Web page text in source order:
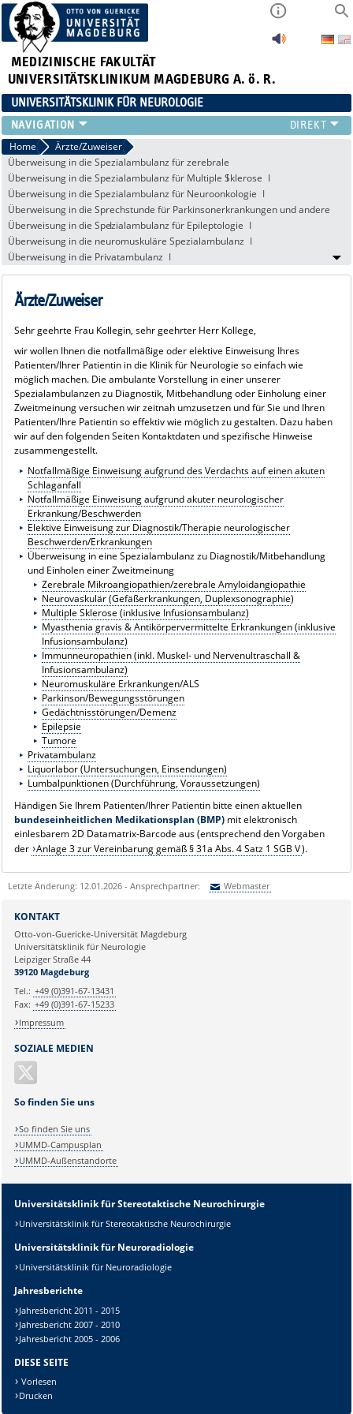
MEDIZINISCHE FAKULTÄT
UNIVERSITÄTSKLINIKUM MAGDEBURG A. ö. R.
UNIVERSITÄTSKLINIK FÜR NEUROLOGIE
TEAM
SCHWERPUNKTE
PATIENTEN/BESUCHER
ÄRZTE/ZUWEISER
FORSCHUNG
LEHRE UND AUSBILDUNG
BEWERBER
Home
Ärzte/Zuweiser
Überweisung in die Spezialambulanz für zerebrale
Mikroangiopathie/zerebrale Amyloidangiopathie
Überweisung in die Spezialambulanz für Multiple Sklerose
Überweisung in die Spezialambulanz für Neuroonkologie
Überweisung in die Sprechstunde für Parkinsonerkrankungen und andere
Bewegungsstörungen
Überweisung in die Spezialambulanz für Epileptologie
Überweisung in die neuromuskuläre Spezialambulanz
Überweisung in die Privatambulanz
Ärzte/Zuweiser
Sehr geehrte Frau Kollegin, sehr geehrter Herr Kollege,
wir wollen Ihnen die notfallmäßige oder elektive Einweisung Ihres
Patienten/Ihrer Patientin in die Klinik für Neurologie so einfach wie
möglich machen. Die ambulante Vorstellung in einer unserer
Spezialambulanzen zu Diagnostik, Mitbehandlung oder Einholung einer
Zweitmeinung versuchen wir zeitnah umzusetzen und für Sie und Ihren
Patienten/Ihre Patientin so effektiv wie möglich zu gestalten. Dazu haben
wir auf den folgenden Seiten Kontaktdaten und spezifische Hinweise
zusammengestellt.
Notfallmäßige Einweisung aufgrund des Verdachts auf einen akuten
Schlaganfall
Notfallmäßige Einweisung aufgrund akuter neurologischer
Erkrankung/Beschwerden
Elektive Einweisung zur Diagnostik/Therapie neurologischer
Beschwerden/Erkrankungen
Überweisung in eine Spezialambulanz zu Diagnostik/Mitbehandlung
und Einholen einer Zweitmeinung
Zerebrale Mikroangiopathien/zerebrale Amyloidangiopathie
Neurovaskulär (Gefäßerkrankungen, Duplexsonographie)
Multiple Sklerose (inklusive Infusionsambulanz)
Myasthenia gravis & Antikörpervermittelte Erkrankungen (inklusive
Infusionsambulanz)
Immunneuropathien (inkl. Muskel- und Nervenultraschall &
Infusionsambulanz)
Neuromuskuläre Erkrankungen/ALS
Parkinson/Bewegungsstörungen
Gedächtnisstörungen/Demenz
Epilepsie
Tumore
Privatambulanz
Liquorlabor (Untersuchungen, Einsendungen)
Lumbalpunktionen (Durchführung, Voraussetzungen)
Händigen Sie Ihrem Patienten/Ihrer Patientin bitte einen aktuellen
bundeseinheitlichen Medikationsplan (BMP)mit elektronisch
einlesbarem 2D Datamatrix-Barcode aus (entsprechend den Vorgaben
der Anlage 3 zur Vereinbarung gemäß § 31a Abs. 4 Satz 1 SGB V).
Letzte Änderung: 12.01.2026 - Ansprechpartner: Webmaster
Ihre E-Mailadresse:
Ihr Anliegen:
Lösung:
SOZIALE MEDIEN
KONTAKT
Otto-von-Guericke-Universität Magdeburg
Universitätsklinik für Neurologie
Leipziger Straße 44
39120 Magdeburg
Tel.: +49 (0)391-67-13431
Fax: +49 (0)391-67-15233
Impressum
So finden Sie uns
So finden Sie uns
UMMD-Campusplan
UMMD-Außenstandorte
Universitätsklinik für Stereotaktische Neurochirurgie
Universitätsklinik für Stereotaktische Neurochirurgie
Universitätsklinik für Neuroradiologie
Universitätsklinik für Neuroradiologie
Jahresberichte
Jahresbericht 2011 - 2015
Jahresbericht 2007 - 2010
Jahresbericht 2005 - 2006
DIESE SEITE
Vorlesen
Drucken